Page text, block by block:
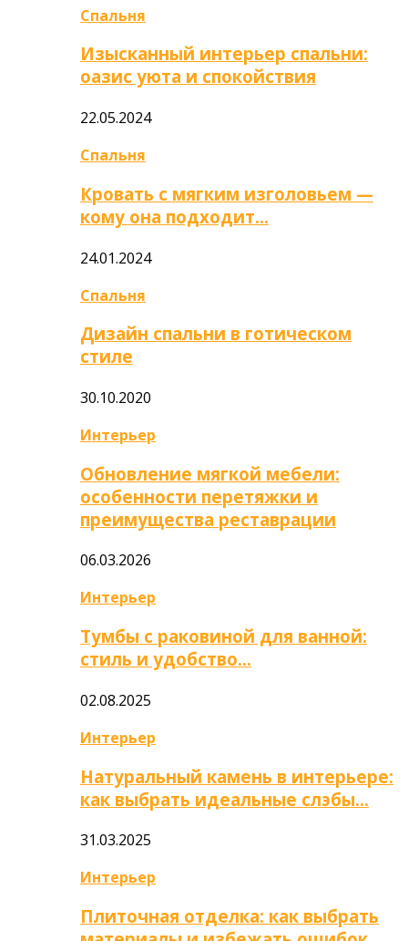
Спальня
Изысканный интерьер спальни:
оазис уюта и спокойствия
22.05.2024
Спальня
Кровать с мягким изголовьем —
кому она подходит…
24.01.2024
Спальня
Дизайн спальни в готическом
стиле
30.10.2020
Интерьер
Обновление мягкой мебели:
особенности перетяжки и
преимущества реставрации
06.03.2026
Интерьер
Тумбы с раковиной для ванной:
стиль и удобство…
02.08.2025
Интерьер
Натуральный камень в интерьере:
как выбрать идеальные слэбы…
31.03.2025
Интерьер
Плиточная отделка: как выбрать